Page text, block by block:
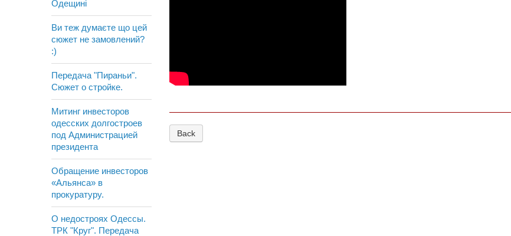
Одещині
Ви теж думаєте що цей
сюжет не замовлений?
:)
Передача "Пираньи".
Сюжет о стройке.
Митинг инвесторов
одесских долгостроев
под Администрацией
президента
Обращение инвесторов
«Альянса» в
прокуратуру.
О недостроях Одессы.
ТРК "Круг". Передача
Back